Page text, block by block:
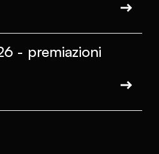
- premiazioni